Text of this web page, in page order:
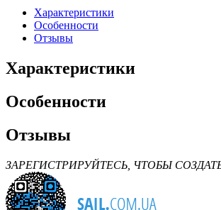
Характеристики
Особенности
Отзывы
Характеристики
Особенности
Отзывы
ЗАРЕГИСТРИРУЙТЕСЬ, ЧТОБЫ